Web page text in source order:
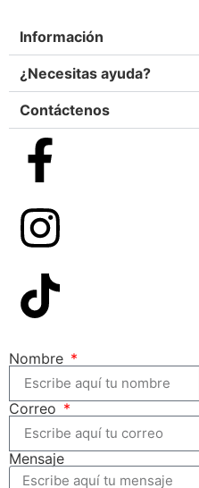
Información
¿Necesitas ayuda?
Contáctenos
Nombre
Correo
Mensaje